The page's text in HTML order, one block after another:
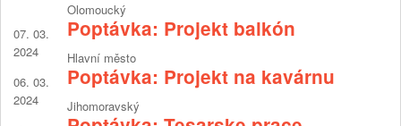
Olomoucký
07. 03.
2024
Poptávka: Projekt balkón
Hlavní město
06. 03.
2024
Poptávka: Projekt na kavárnu
Jihomoravský